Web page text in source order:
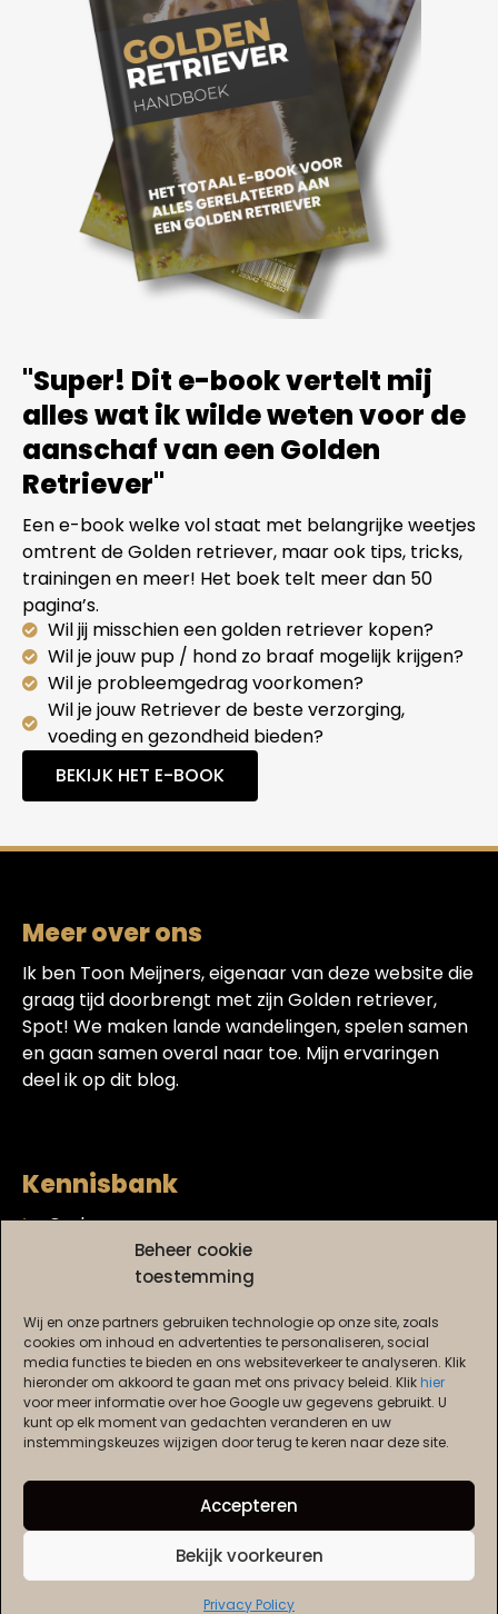
Beheer cookie
toestemming
Wij en onze partners gebruiken technologie op onze site, zoals
cookies om inhoud en advertenties te personaliseren, social
media functies te bieden en ons websiteverkeer te analyseren. Klik
hieronder om akkoord te gaan met ons privacy beleid. Klikhier
voor meer informatie over hoe Google uw gegevens gebruikt. U
kunt op elk moment van gedachten veranderen en uw
instemmingskeuzes wijzigen door terug te keren naar deze site.
Accepteren
Bekijk voorkeuren
Privacy Policy
"Super! Dit e-book vertelt mij
alles wat ik wilde weten voor de
aanschaf van een Golden
Retriever"
Een e-book welke vol staat met belangrijke weetjes
omtrent de Golden retriever, maar ook tips, tricks,
trainingen en meer! Het boek telt meer dan 50
pagina’s.
Wil jij misschien een golden retriever kopen?
Wil je jouw pup / hond zo braaf mogelijk krijgen?
Wil je probleemgedrag voorkomen?
Wil je jouw Retriever de beste verzorging,
voeding en gezondheid bieden?
BEKIJK HET E-BOOK
Meer over ons
Ik ben Toon Meijners, eigenaar van deze website die
graag tijd doorbrengt met zijn Golden retriever,
Spot! We maken lande wandelingen, spelen samen
en gaan samen overal naar toe. Mijn ervaringen
deel ik op dit blog.
Kennisbank
Gedrag
Gezondheid
Golden retriever puppy
Training
Ander nieuws
Goldenretrieverspot.nl
uniek en vervaardigd door ons. Het is niet
toegestaan enige vorm van content te dupliceren.